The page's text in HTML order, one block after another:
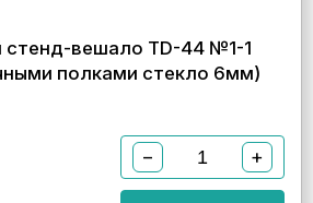
вешало TD-44 №1-1
полками стекло 6мм)
− +